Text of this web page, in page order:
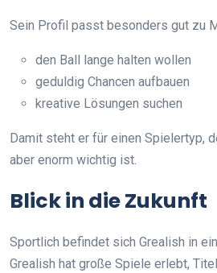
Sein Profil passt besonders gut zu
den Ball lange halten wollen
geduldig Chancen aufbauen
kreative Lösungen suchen
Damit steht er für einen Spielertyp,
aber enorm wichtig ist.
Blick in die Zukunft
Sportlich befindet sich Grealish in
Grealish hat große Spiele erlebt,